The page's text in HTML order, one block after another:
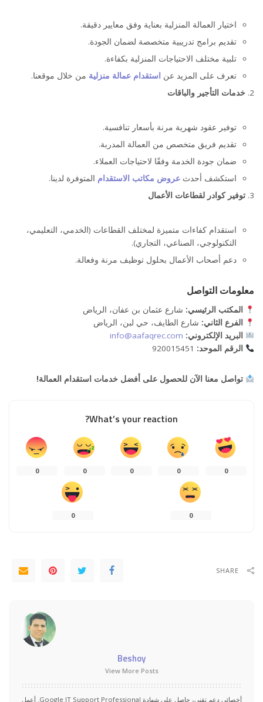
اختيار العمالة المنزلية بعناية وفق معايير دقيقة.
تقديم برامج تدريبية متخصصة لضمان الجودة.
تلبية مختلف الاحتياجات المنزلية بكفاءة.
تعرف على المزيد عن استقدام عمالة منزلية من خلال موقعنا.
خدمات التأجير والباقات
توفير عقود شهرية مرنة بأسعار تنافسية.
تقديم فريق متخصص من العمالة المدربة.
ضمان جودة الخدمة وفقًا لاحتياجات العملاء.
استكشف أحدث عروض مكاتب الاستقدام المتوفرة لدينا.
توفير كوادر لقطاعات الأعمال
استقدام كفاءات متميزة لمختلف القطاعات (الخدمي، التعليمي،
التكنولوجي، الصناعي، التجاري).
دعم أصحاب الأعمال بحلول توظيف مرنة وفعالة.
معلومات التواصل
المكتب الرئيسي: شارع عثمان بن عفان، الرياض
الفرع الثاني: شارع الطايف، حي لبن، الرياض
البريد الإلكتروني: info@aafaqrec.com
الرقم الموحد:
تواصل معنا الآن للحصول على أفضل خدمات استقدام العمالة!
What’s your reaction?
0
0
0
0
0
0
0
SHARE
Beshoy
View More Posts
أخصائي دعم تقني، حاصل على شهادة Google IT Support Professional. أعمل